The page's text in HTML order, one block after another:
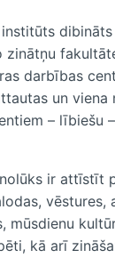
dibināts
darbības
un viena
– lībiešu
ir attīstīt
vēstures,
mūsdienu
kā arī